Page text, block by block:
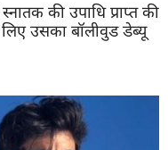
की उपाधि प्राप्त की
उसका बॉलीवुड डेब्यू